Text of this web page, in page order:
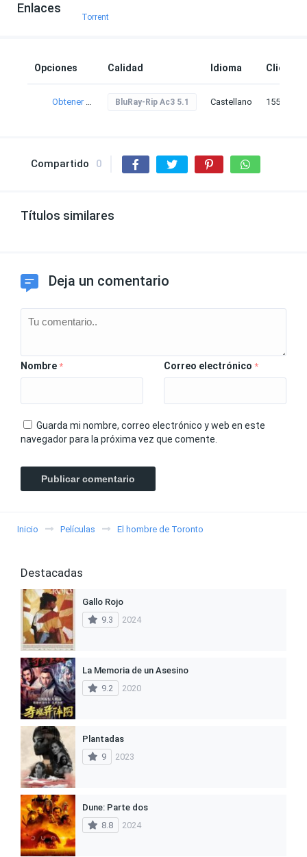
Enlaces
Torrent
Opciones Calidad Idioma Clicks
Obtener torrent BluRay-Rip Ac3 5.1 Castellano 155
Compartido 0
Títulos similares
Deja un comentario
Nombre * Correo electrónico *
Guarda mi nombre, correo electrónico y web en este
navegador para la próxima vez que comente.
Inicio Películas El hombre de Toronto
Destacadas
Gallo Rojo
9.3
2024
La Memoria de un Asesino
9.2
2020
Plantadas
9
2023
Dune: Parte dos
8.8
2024